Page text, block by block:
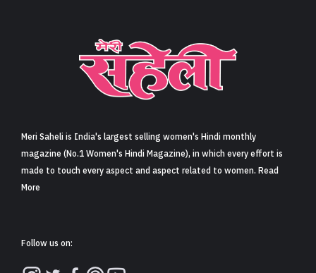
कंगना रनौत से हुए विवाद के बीच भूटान वेकेशन पर निकली
सोनाक्षी सिन्हा, हसबैंड जहीर इकबाल और इन लॉज संग क्वालिटी
टाइम स्पेंड करती हुई नज़र आईं एक्ट्रेस, वायरल हुईं तस्वीरें और
Sonakshi Sinha Spends Quality Time With Husband
Zaheer Iqbal & In Laws In Bhutan)
Share
सोनाक्षी सिन्हा अपने हसबैंड जहीर इकबाल (Sonakshi Sinha And his